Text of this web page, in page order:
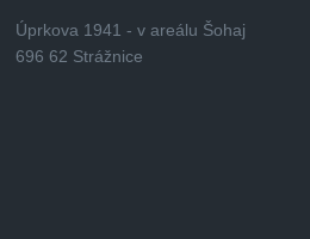
Úprkova 1941 - v areálu Šohaj
696 62 Strážnice